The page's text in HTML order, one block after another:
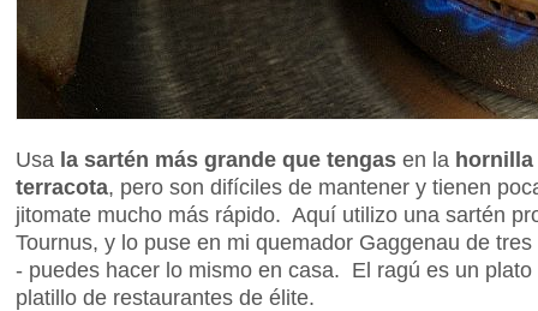
Usa la sartén más grande que tengas en la
terracota, pero son difíciles de mantener y tienen
jitomate mucho más rápido. Aquí utilizo una sartén
Tournus, y lo puse en mi quemador Gaggenau de
- puedes hacer lo mismo en casa. El ragú es un
platillo de restaurantes de élite.